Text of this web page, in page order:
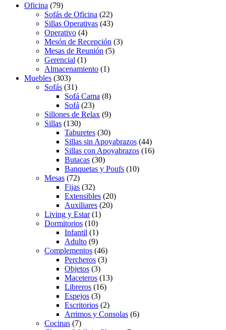
Oficina (79)
Sofás de Oficina (22)
Sillas Operativas (43)
Operativo (4)
Mesón de Recepción (3)
Mesas de Reunión (5)
Gerencial (1)
Almacenamiento (1)
Muebles (303)
Sofás (31)
Sofá Cama (8)
Sofá (23)
Sillones de Relax (9)
Sillas (130)
Taburetes (30)
Sillas sin Apoyabrazos (44)
Sillas con Apoyabrazos (16)
Butacas (30)
Banquetas y Poufs (10)
Mesas (72)
Fijas (32)
Extensibles (20)
Auxiliares (20)
Living y Estar(1)
Dormitorios (10)
Infantil (1)
Adulto (9)
Complementos (46)
Percheros (3)
Objetos (3)
Maceteros (13)
Libreros (16)
Espejos (3)
Escritorios (2)
Arrimos y Consolas (6)
Cocinas (7)